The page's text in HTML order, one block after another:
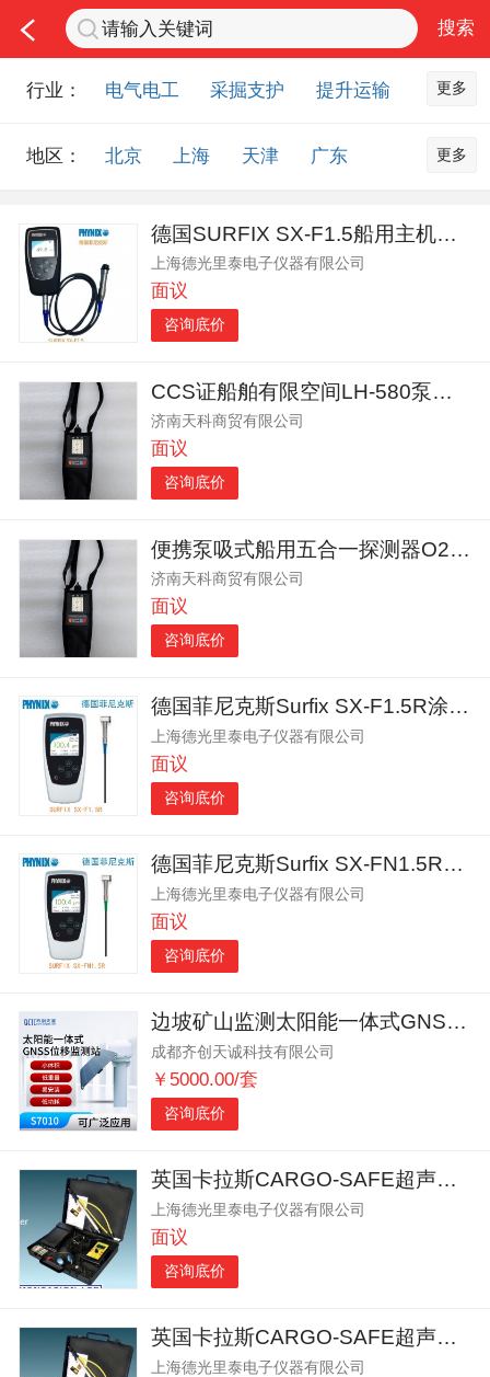
行业： 电气电工 采掘支护
提升运输
排水设备
钻探设备
非金属品
化工化学
安防设备
矿用物资
应急救援
农业机械
交通机械
更多
地区： 北京 上海 天津
广东
山东
内蒙古 黑龙江
吉林
辽宁
江苏 浙江
湖北
安徽
陕西
云南
西藏 甘肃
青海
海南 新疆
澳门
更多
德国SURFIX SX-F1.5船用主机活塞环涂层测厚仪
上海德光里泰电子仪器有限公司
面议
咨询底价
CCS证船舶有限空间LH-580泵吸复合式多气体检测仪
济南天科商贸有限公司
面议
咨询底价
便携泵吸式船用五合一探测器O2+LEL+CO+H2S+CO2
济南天科商贸有限公司
面议
咨询底价
德国菲尼克斯Surfix SX-F1.5R涂层测厚仪
上海德光里泰电子仪器有限公司
面议
咨询底价
德国菲尼克斯Surfix SX-FN1.5R涂层测厚仪
上海德光里泰电子仪器有限公司
面议
咨询底价
边坡矿山监测太阳能一体式GNSS位移监测站
成都齐创天诚科技有限公司
￥5000.00/套
咨询底价
英国卡拉斯CARGO-SAFE超声波舱口盖水密性检测仪
上海德光里泰电子仪器有限公司
面议
咨询底价
英国卡拉斯CARGO-SAFE超声波舱口盖测漏仪
上海德光里泰电子仪器有限公司